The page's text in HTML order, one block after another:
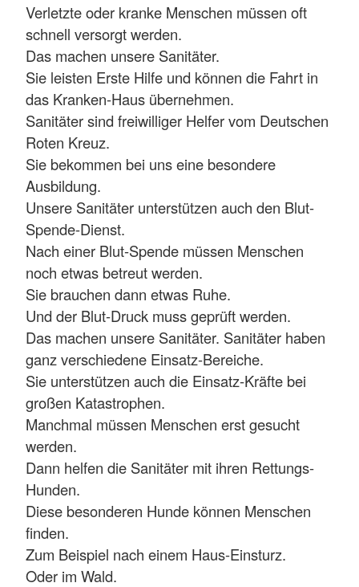
Verletzte oder kranke Menschen müssen oft
schnell versorgt werden.
Das machen unsere Sanitäter.
Sie leisten Erste Hilfe und können die Fahrt in
das Kranken-Haus übernehmen.
Sanitäter sind freiwilliger Helfer vom Deutschen
Roten Kreuz.
Sie bekommen bei uns eine besondere
Ausbildung.
Unsere Sanitäter unterstützen auch den Blut-
Spende-Dienst.
Nach einer Blut-Spende müssen Menschen
noch etwas betreut werden.
Sie brauchen dann etwas Ruhe.
Und der Blut-Druck muss geprüft werden.
Das machen unsere Sanitäter. Sanitäter haben
ganz verschiedene Einsatz-Bereiche.
Sie unterstützen auch die Einsatz-Kräfte bei
großen Katastrophen.
Manchmal müssen Menschen erst gesucht
werden.
Dann helfen die Sanitäter mit ihren Rettungs-
Hunden.
Diese besonderen Hunde können Menschen
finden.
Zum Beispiel nach einem Haus-Einsturz.
Oder im Wald.